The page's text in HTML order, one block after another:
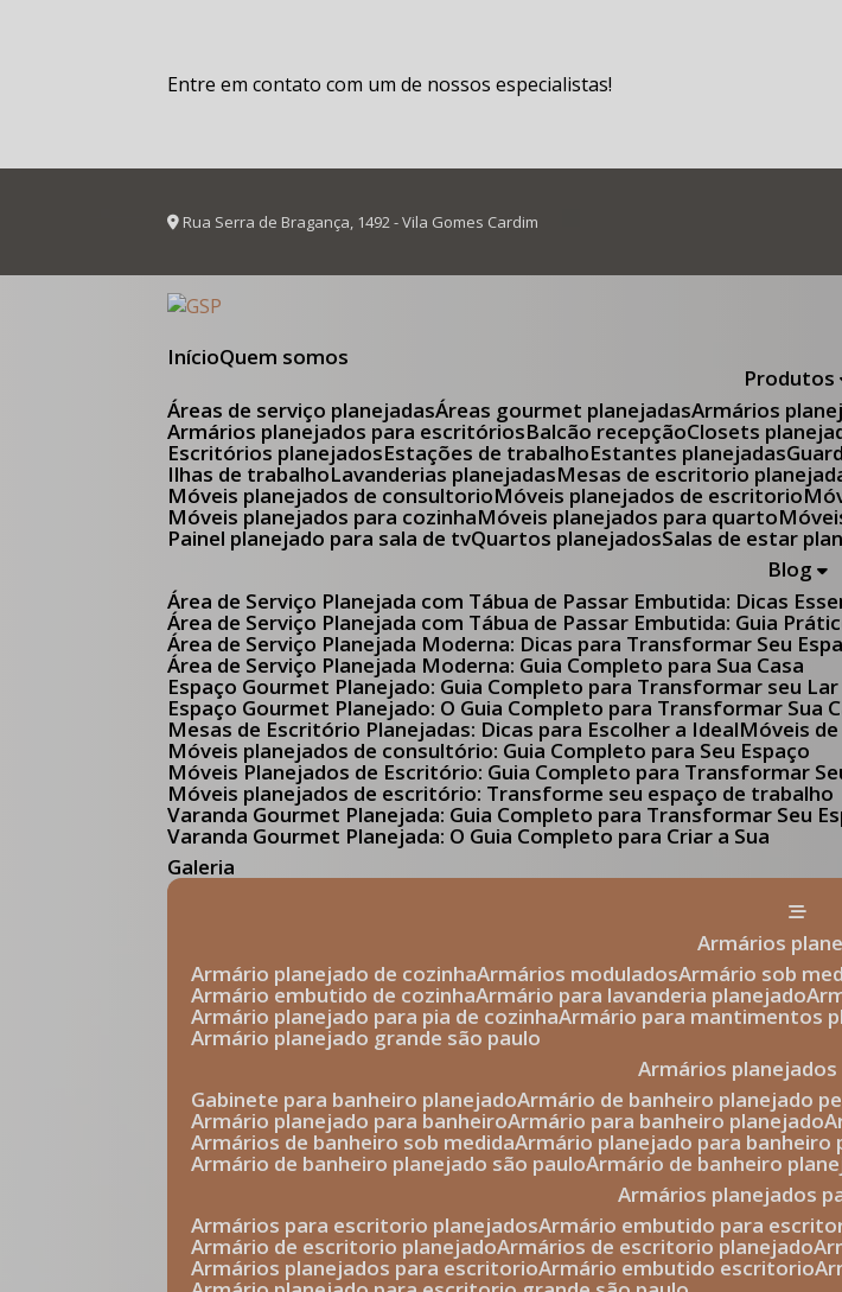
Entre em contato com um de nossos especialistas!
Rua Serra de Bragança, 1492 - Vila Gomes Cardim
Início Quem somos
Produtos
Áreas de serviço planejadas Áreas gourmet planejadas Armários
Armários planejados para escritórios Balcão recepção Closets
Escritórios planejados Estações de trabalho Estantes planejadas
Ilhas de trabalho Lavanderias planejadas Mesas de escritorio
Móveis planejados de consultorio Móveis planejados de escritorio
Móveis planejados para cozinha Móveis planejados para quarto
Painel planejado para sala de tv Quartos planejados Salas de estar
Blog
Área de Serviço Planejada com Tábua de Passar Embutida: Dicas
Área de Serviço Planejada com Tábua de Passar Embutida: Guia
Área de Serviço Planejada Moderna: Dicas para Transformar Seu
Área de Serviço Planejada Moderna: Guia Completo para Sua Casa
Espaço Gourmet Planejado: Guia Completo para Transformar seu Lar
Espaço Gourmet Planejado: O Guia Completo para Transformar Sua
Mesas de Escritório Planejadas: Dicas para Escolher a Ideal Móveis
Móveis planejados de consultório: Guia Completo para Seu Espaço
Móveis Planejados de Escritório: Guia Completo para Transformar
Móveis planejados de escritório: Transforme seu espaço de trabalho
Varanda Gourmet Planejada: Guia Completo para Transformar Seu
Varanda Gourmet Planejada: O Guia Completo para Criar a Sua
Galeria
armários
armário planejado de cozinha armários modulados armário sob
armário embutido de cozinha armário para lavanderia planejado
armário planejado para pia de cozinha armário para mantimentos
armário planejado grande são paulo
armários
gabinete para banheiro planejado armário de banheiro planejado
armário planejado para banheiro armário para banheiro planejado
armários de banheiro sob medida armário planejado para banheiro
armário de banheiro planejado são paulo armário de banheiro
armários planejados
armários para escritorio planejados armário embutido para
armário de escritorio planejado armários de escritorio planejado
armários planejados para escritorio armário embutido escritorio